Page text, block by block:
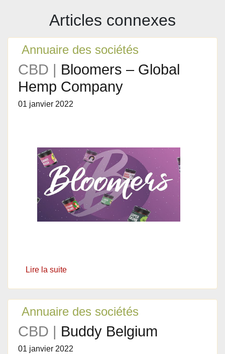
Articles connexes
Annuaire des sociétés
CBD | Bloomers – Global
Hemp Company
01 janvier 2022
Lire la suite
Annuaire des sociétés
CBD | Buddy Belgium
01 janvier 2022